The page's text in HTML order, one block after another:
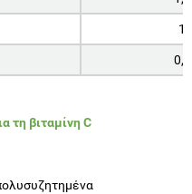
1
0,2
τη βιταμίνη C